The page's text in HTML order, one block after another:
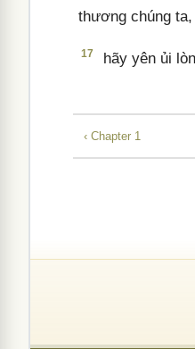
thương chúng
17 hãy yên ủi
‹ Chapter 1